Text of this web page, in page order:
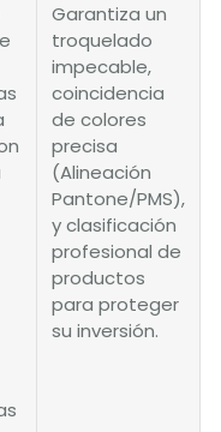
Garantiza un
troquelado
impecable,
coincidencia
de colores
precisa
(Alineación
Pantone/PMS),
y clasificación
profesional de
productos
para proteger
su inversión.